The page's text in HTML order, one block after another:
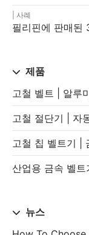
사례
필리핀에 판매된
제품
고철 벨트 | 알루
고철 절단기 | 자
고철 칩 벨트기 |
산업용 금속 벨
뉴스